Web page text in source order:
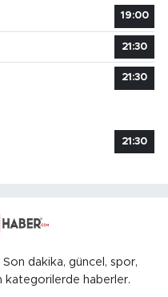
19:00
21:30
21:30
21:30
dakika, güncel, spor,
kategorilerde haberler.